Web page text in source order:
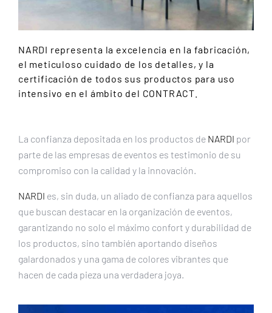
NARDI representa la excelencia en la fabricación,
el meticuloso cuidado de los detalles, y la
certificación de todos sus productos para uso
intensivo en el ámbito del CONTRACT.
La confianza depositada en los productos de NARDI por
parte de las empresas de eventos es testimonio de su
compromiso con la calidad y la innovación.
NARDI es, sin duda, un aliado de confianza para aquellos
que buscan destacar en la organización de eventos,
garantizando no solo el máximo confort y durabilidad de
los productos, sino también aportando diseños
galardonados y una gama de colores vibrantes que
hacen de cada pieza una verdadera joya.